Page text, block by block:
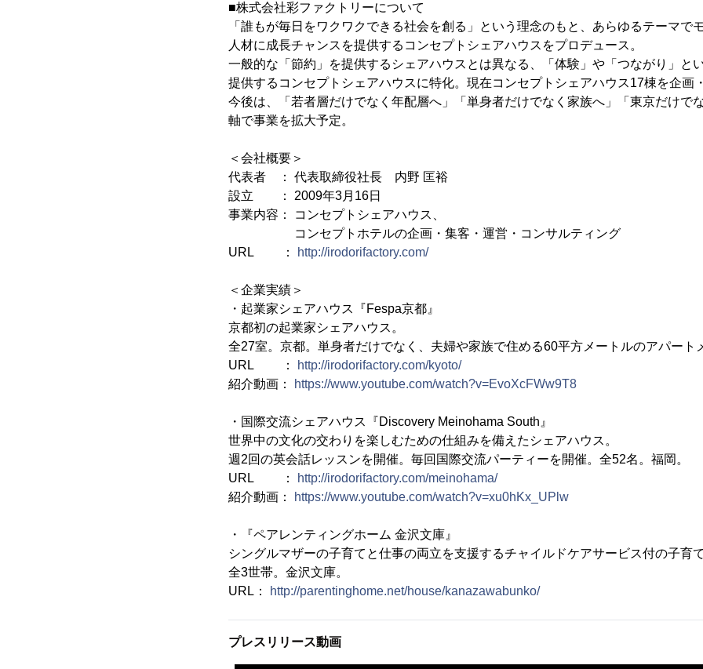
■株式会社彩ファクトリーについて
「誰もが毎日をワクワクできる社会を創る」という理念のもと、あらゆるテーマで
人材に成長チャンスを提供するコンセプトシェアハウスをプロデュース。
一般的な「節約」を提供するシェアハウスとは異なる、「体験」や「つながり」と
提供するコンセプトシェアハウスに特化。現在コンセプトシェアハウス17棟を企画
今後は、「若者層だけでなく年配層へ」「単身者だけでなく家族へ」「東京だけで
軸で事業を拡大予定。
＜会社概要＞
代表者 ： 代表取締役社長 内野 匡裕
設立 ： 2009年3月16日
事業内容： コンセプトシェアハウス、
コンセプトホテルの企画・集客・運営・コンサルティング
URL ：
http://irodorifactory.com/
＜企業実績＞
・起業家シェアハウス『Fespa京都』
京都初の起業家シェアハウス。
全27室。京都。単身者だけでなく、夫婦や家族で住める60平方メートルのアパート
URL ：
http://irodorifactory.com/kyoto/
紹介動画：
https://www.youtube.com/watch?v=EvoXcFWw9T8
・国際交流シェアハウス『Discovery Meinohama South』
世界中の文化の交わりを楽しむための仕組みを備えたシェアハウス。
週2回の英会話レッスンを開催。毎回国際交流パーティーを開催。全52名。福岡。
URL ：
http://irodorifactory.com/meinohama/
紹介動画：
https://www.youtube.com/watch?v=xu0hKx_UPlw
・『ペアレンティングホーム 金沢文庫』
シングルマザーの子育てと仕事の両立を支援するチャイルドケアサービス付の子育
全3世帯。金沢文庫。
URL：
http://parentinghome.net/house/kanazawabunko/
プレスリリース動画